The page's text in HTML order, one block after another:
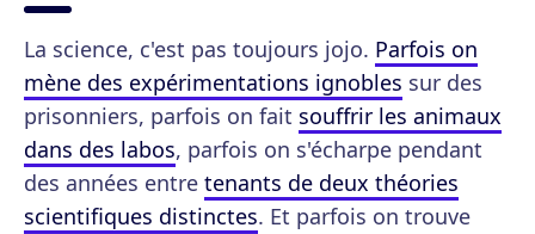
La science, c'est pas toujours jojo. Parfois on
mène des expérimentations ignobles sur des
prisonniers, parfois on fait souffrir les animaux
dans des labos, parfois on s'écharpe pendant
des années entre tenants de deux théories
scientifiques distinctes. Et parfois on trouve